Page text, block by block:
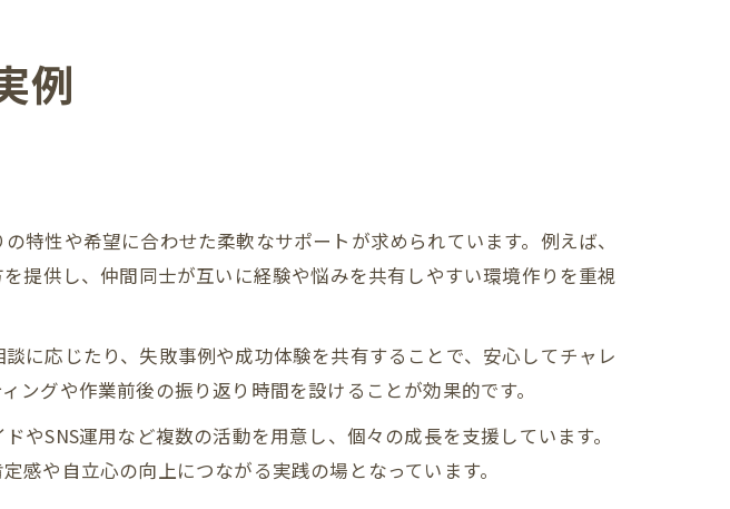
例
特性や希望に合わせた柔軟なサポートが求められています。例えば、
提供し、仲間同士が互いに経験や悩みを共有しやすい環境作りを重視
に応じたり、失敗事例や成功体験を共有することで、安心してチャレ
グや作業前後の振り返り時間を設けることが効果的です。
SNS運用など複数の活動を用意し、個々の成長を支援しています。
感や自立心の向上につながる実践の場となっています。